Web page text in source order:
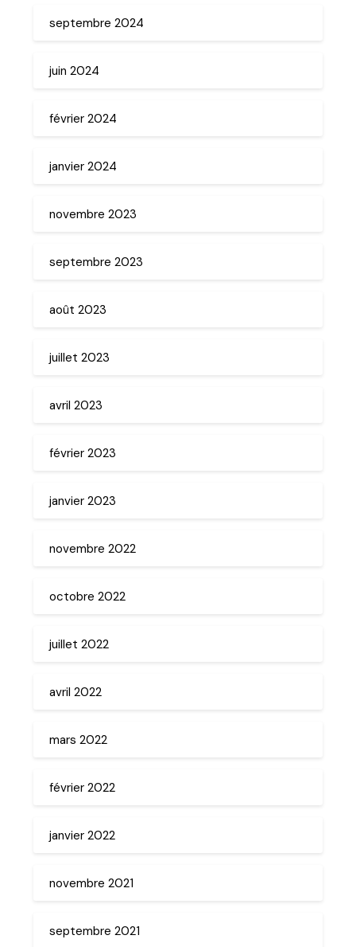
septembre 2024
juin 2024
février 2024
janvier 2024
novembre 2023
septembre 2023
août 2023
juillet 2023
avril 2023
février 2023
janvier 2023
novembre 2022
octobre 2022
juillet 2022
avril 2022
mars 2022
février 2022
janvier 2022
novembre 2021
septembre 2021